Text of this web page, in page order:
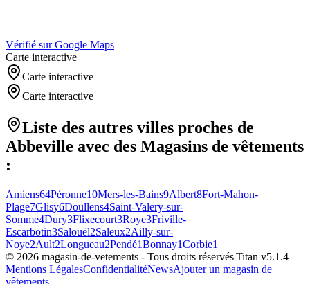
Vérifié sur Google Maps
Carte interactive
Carte interactive
Carte interactive
Liste des autres villes proches de
Abbeville avec des Magasins de vêtements
:
Amiens64Péronne10Mers-les-Bains9Albert8Fort-Mahon-
Plage7Glisy6Doullens4Saint-Valery-sur-
Somme4Dury3Flixecourt3Roye3Friville-
Escarbotin3Salouël2Saleux2Ailly-sur-
Noye2Ault2Longueau2Pendé1Bonnay1Corbie1
© 2026 magasin-de-vetements - Tous droits réservés|Titan v5.1.4
Mentions LégalesConfidentialitéNewsAjouter un magasin de
vêtements